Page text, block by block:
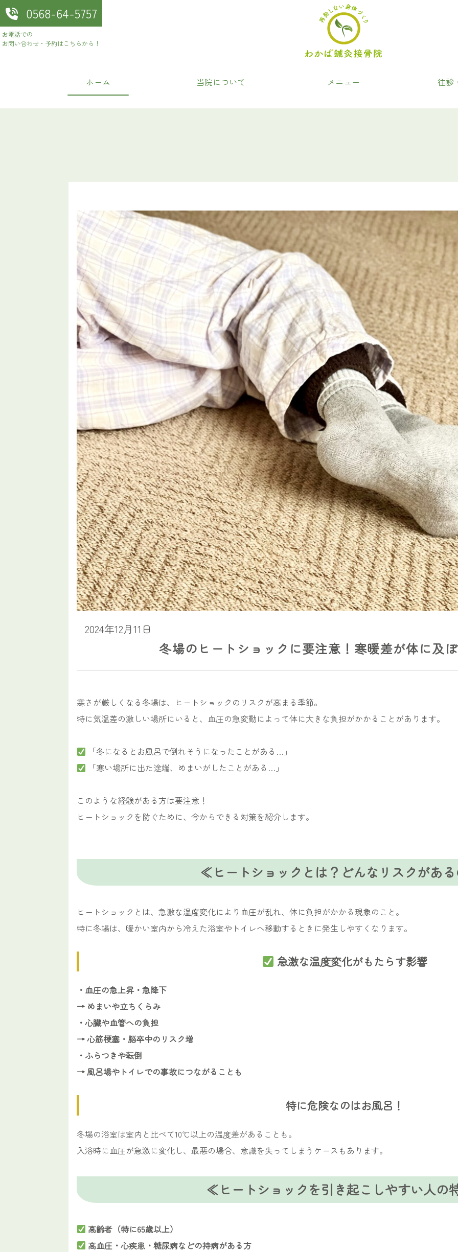
0568-64-5757
お電話での
お問い合わせ・予約はこちらから！
ホーム 当院について メニュー 往診
2024年12月11日
冬場のヒートショックに要注意！寒暖差が体に及
寒さが厳しくなる冬場は、ヒートショックのリスクが高まる季節。
特に気温差の激しい場所にいると、血圧の急変動によって体に大きな負担がかかることがあります。
「冬になるとお風呂で倒れそうになったことがある…」
「寒い場所に出た途端、めまいがしたことがある…」
このような経験がある方は要注意！
ヒートショックを防ぐために、今からできる対策を紹介します。
≪ヒートショックとは？どんなリスクがあ
ヒートショックとは、急激な温度変化により血圧が乱れ、体に負担がかかる現象のこと。
特に冬場は、暖かい室内から冷えた浴室やトイレへ移動するときに発生しやすくなります。
急激な温度変化がもたらす影響
・血圧の急上昇・急降下
→ めまいや立ちくらみ
・心臓や血管への負担
→ 心筋梗塞・脳卒中のリスク増
・ふらつきや転倒
→ 風呂場やトイレでの事故につながることも
特に危険なのはお風呂！
冬場の浴室は室内と比べて10℃以上の温度差があることも。
入浴時に血圧が急激に変化し、最悪の場合、意識を失ってしまうケースもあります。
≪ヒートショックを引き起こしやすい人の
高齢者（特に65歳以上）
高血圧・心疾患・糖尿病などの持病がある方